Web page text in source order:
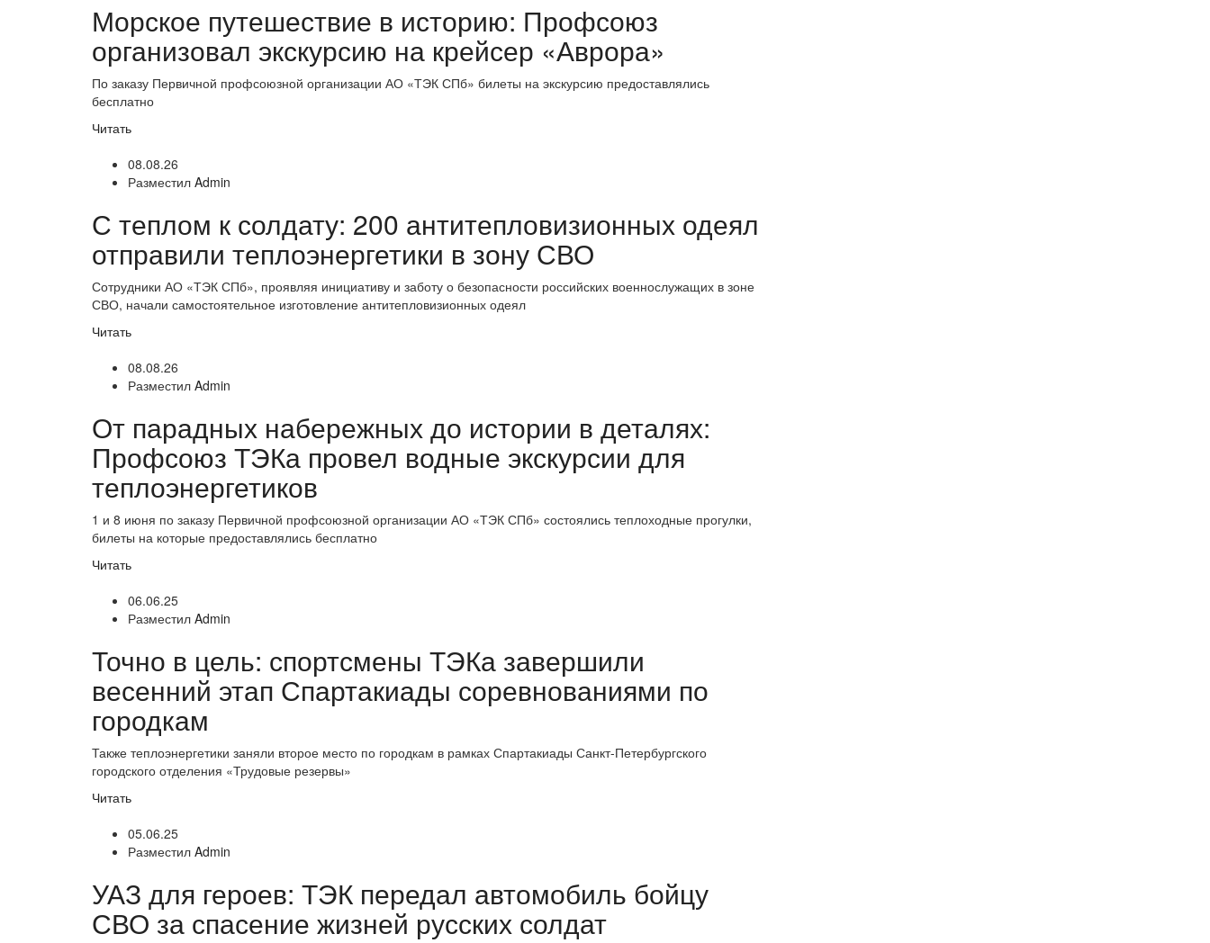
Морское путешествие в историю: Профсоюз
организовал экскурсию на крейсер «Аврора»
По заказу Первичной профсоюзной организации АО «ТЭК СПб» билеты на экскурсию предоставлялись
бесплатно
Читать
08.08.26
Разместил Admin
С теплом к солдату: 200 антитепловизионных одеял
отправили теплоэнергетики в зону СВО
Сотрудники АО «ТЭК СПб», проявляя инициативу и заботу о безопасности российских военнослужащих в зоне
СВО, начали самостоятельное изготовление антитепловизионных одеял
Читать
08.08.26
Разместил Admin
От парадных набережных до истории в деталях:
Профсоюз ТЭКа провел водные экскурсии для
теплоэнергетиков
1 и 8 июня по заказу Первичной профсоюзной организации АО «ТЭК СПб» состоялись теплоходные прогулки,
билеты на которые предоставлялись бесплатно
Читать
06.06.25
Разместил Admin
Точно в цель: спортсмены ТЭКа завершили
весенний этап Спартакиады соревнованиями по
городкам
Также теплоэнергетики заняли второе место по городкам в рамках Спартакиады Санкт-Петербургского
городского отделения «Трудовые резервы»
Читать
05.06.25
Разместил Admin
УАЗ для героев: ТЭК передал автомобиль бойцу
СВО за спасение жизней русских солдат